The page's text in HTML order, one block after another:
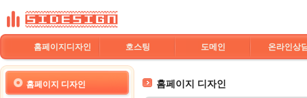
홈페이지디자인 호스팅 도메인 온라인상
홈페이지 디자인 홈페이지 디자인